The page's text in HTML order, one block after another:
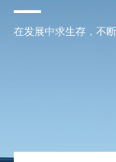
在发展中求生存，不